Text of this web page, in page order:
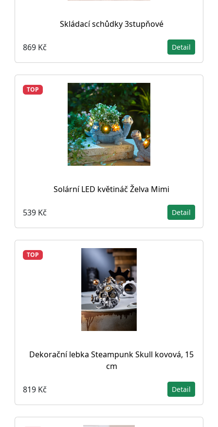
Skládací schůdky 3stupňové
869 Kč Detail
TOP
Solární LED květináč Želva Mimi
539 Kč Detail
TOP
Dekorační lebka Steampunk Skull kovová, 15
cm
819 Kč Detail